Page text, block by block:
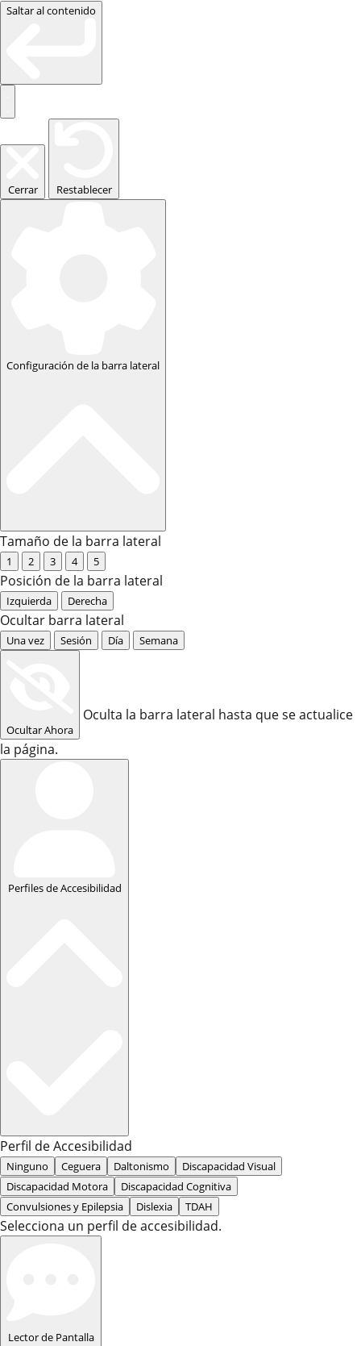
Saltar al contenido
Cerrar Restablecer
Configuración de la barra lateral
Tamaño de la barra lateral
1 2 3 4 5
Posición de la barra lateral
Izquierda Derecha
Ocultar barra lateral
Una vez Sesión Día Semana
Ocultar Ahora
Oculta la barra lateral hasta que se actualice
la página.
Perfiles de Accesibilidad
Perfil de Accesibilidad
Ninguno Ceguera Daltonismo
Discapacidad Visual
Discapacidad Motora
Discapacidad Cognitiva
Convulsiones y Epilepsia
Dislexia TDAH
Selecciona un perfil de accesibilidad.
Lector de Pantalla